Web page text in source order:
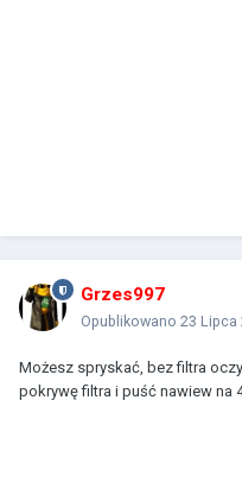
Grzes997
Opublikowano 23 Lipca
Możesz spryskać, bez filtra
pokrywę filtra i puść nawiew na